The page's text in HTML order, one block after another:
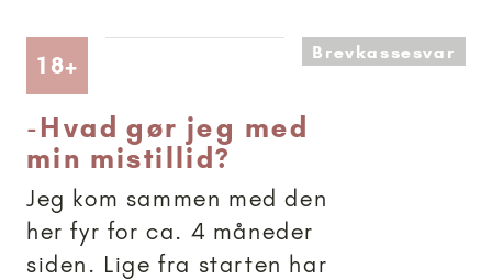
18+ Artikler anbefalet til 18+Brevkassesvar
-Hvad gør jeg med
min mistillid?
Jeg kom sammen med den
her fyr for ca. 4 måneder
siden. Lige fra starten har